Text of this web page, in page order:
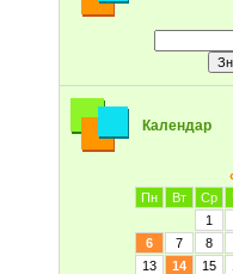
Календар
Пн
Вт Ср
1
6
7 8
13
14 15